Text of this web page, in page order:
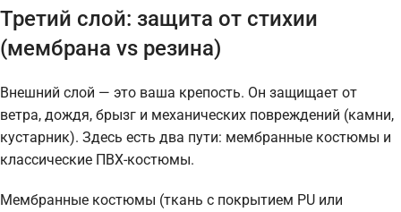
Третий слой: защита от стихии
(мембрана vs резина)
Внешний слой — это ваша крепость. Он защищает от
ветра, дождя, брызг и механических повреждений (камни,
кустарник). Здесь есть два пути: мембранные костюмы и
классические ПВХ-костюмы.
Мембранные костюмы (ткань с покрытием PU или